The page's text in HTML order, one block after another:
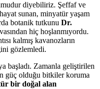
diyebiliriz. Şeffaf ve
sunan, minyatür yaşam
botanik tutkunu Dr.
hiç hoşlanmıyordu.
kalmış kavanozların
gözlemledi.
başladı. Zamanla geliştirilen
güç olduğu bitkiler koruma
bir doğal alan